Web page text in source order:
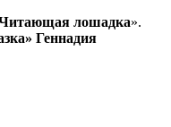
лошадка».
Геннадия